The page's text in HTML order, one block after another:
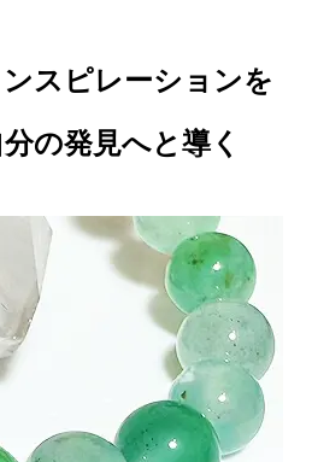
スピレーションを
の発見へと導く